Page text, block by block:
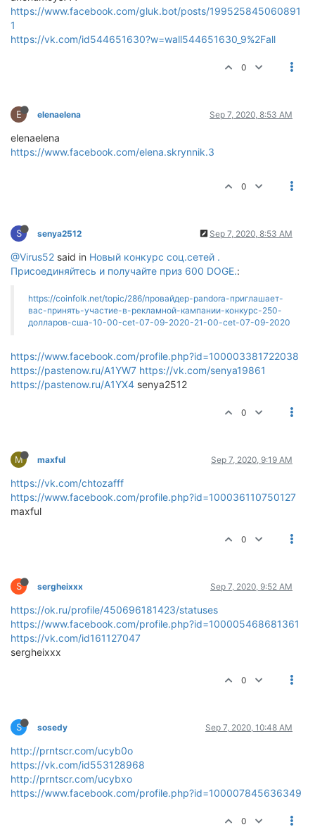
https://www.facebook.com/gluk.bot/posts/199525845060891
1
https://vk.com/id544651630?w=wall544651630_9%2Fall
0
E elenaelena Sep 7, 2020, 8:53 AM
elenaelena
https://www.facebook.com/elena.skrynnik.3
0
S senya2512 Sep 7, 2020, 8:53 AM
@Virus52 said in Новый конкурс соц.сетей .
Присоединяйтесь и получайте приз 600 DOGE.:
https://coinfolk.net/topic/286/провайдер-pandora-приглашает-
вас-принять-участие-в-рекламной-кампании-конкурс-250-
долларов-сша-10-00-cet-07-09-2020-21-00-cet-07-09-2020
https://www.facebook.com/profile.php?id=100003381722038
https://pastenow.ru/A1YW7 https://vk.com/senya19861
https://pastenow.ru/A1YX4 senya2512
0
M maxful Sep 7, 2020, 9:19 AM
https://vk.com/chtozafff
https://www.facebook.com/profile.php?id=100036110750127
maxful
0
S sergheixxx Sep 7, 2020, 9:52 AM
https://ok.ru/profile/450696181423/statuses
https://www.facebook.com/profile.php?id=100005468681361
https://vk.com/id161127047
sergheixxx
0
S sosedy Sep 7, 2020, 10:48 AM
http://prntscr.com/ucyb0o
https://vk.com/id553128968
http://prntscr.com/ucybxo
https://www.facebook.com/profile.php?id=100007845636349
0